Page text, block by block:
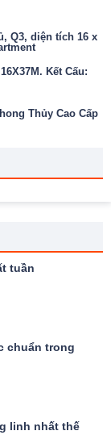
Q3, diện tích 16 x
Kết Cấu:
tuần
chuẩn trong
linh nhất thế